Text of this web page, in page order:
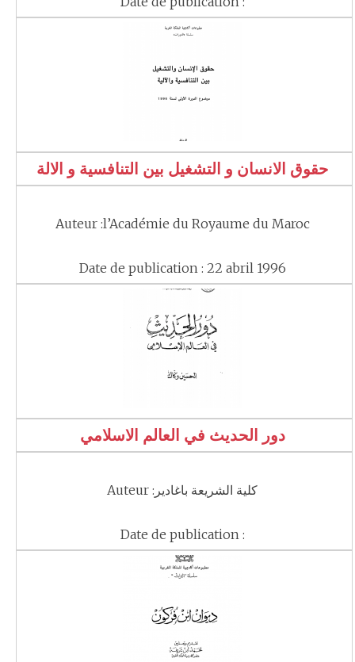
حقوق الانسان و التشغيل بين التنافسية و الالة
Auteur :l’Académie du Royaume du Maroc
Date de publication : 22 abril 1996
دور الحديث في العالم الاسلامي
Auteur :كلية الشريعة باغادير
Date de publication :